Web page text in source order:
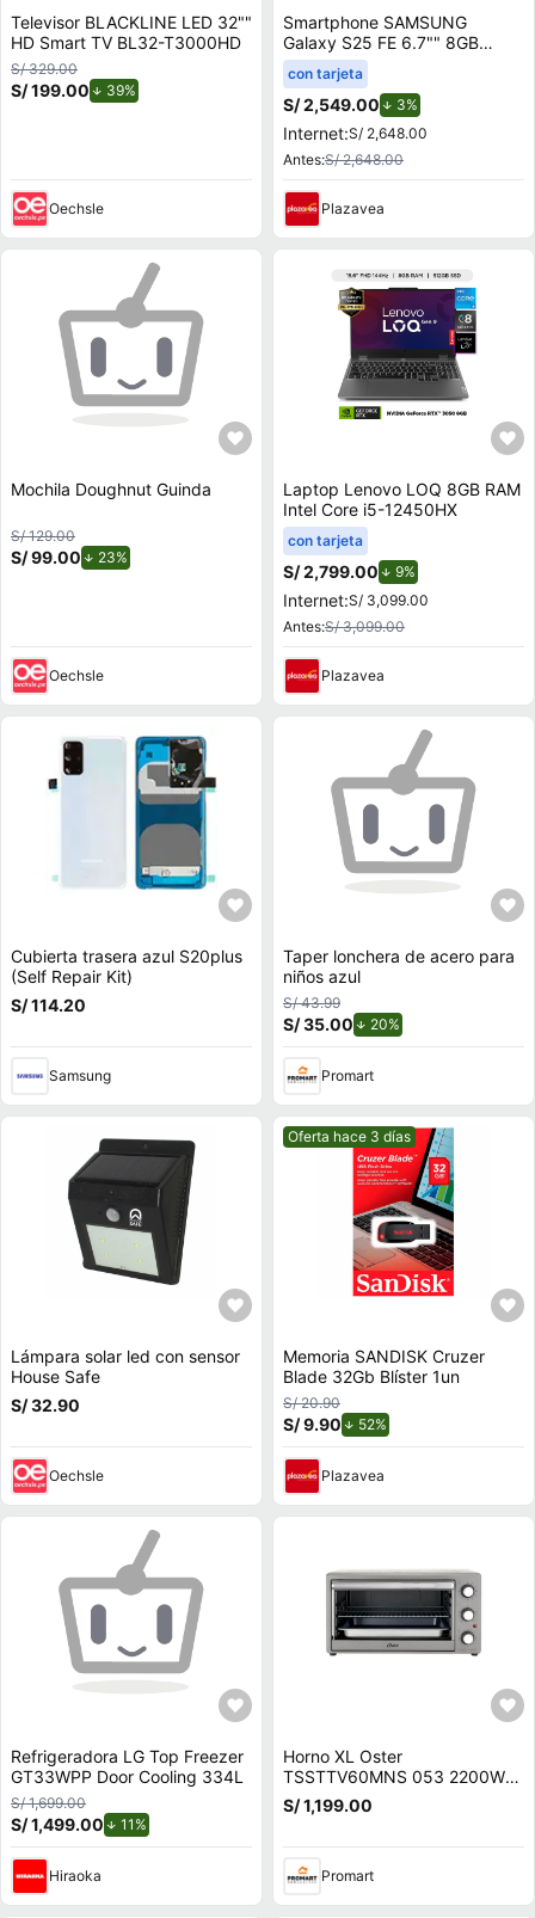
Televisor BLACKLINE LED 32""
HD Smart TV BL32-T3000HD
S/ 329.00
S/ 199.00 39%
Oechsle
Smartphone SAMSUNG
Galaxy S25 FE 6.7"" 8GB
128GB 50.0 MP + 12.0 MP +
8.0 MP Negro
con tarjeta
S/ 2,549.00 3%
Internet:S/ 2,648.00
Antes:S/ 2,648.00
Plazavea
Mochila Doughnut Guinda
S/ 129.00
S/ 99.00 23%
Oechsle
Laptop Lenovo LOQ 8GB RAM
Intel Core i5-12450HX
con tarjeta
S/ 2,799.00 9%
Internet:S/ 3,099.00
Antes:S/ 3,099.00
Plazavea
Cubierta trasera azul S20plus
(Self Repair Kit)
S/ 114.20
Samsung
Taper lonchera de acero para
niños azul
S/ 43.99
S/ 35.00 20%
Promart
Lámpara solar led con sensor
House Safe
S/ 32.90
Oechsle
Mejor precio.
Oferta hace 3 días
Memoria SANDISK Cruzer
Blade 32Gb Blíster 1un
S/ 20.90
S/ 9.90 52%
Plazavea
Refrigeradora LG Top Freezer
GT33WPP Door Cooling 334L
S/ 1,699.00
S/ 1,499.00 11%
Hiraoka
Horno XL Oster
TSSTTV60MNS 053 2200W
con Temporizador de 120
Minutos
S/ 1,199.00
Promart